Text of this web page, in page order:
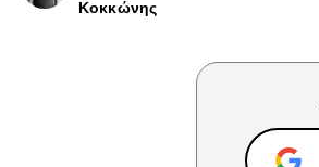
Κοκκώνης